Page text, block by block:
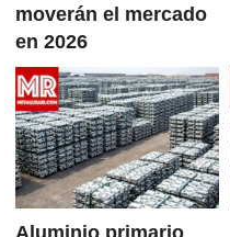
moverán el mercado
en 2026
Aluminio primario